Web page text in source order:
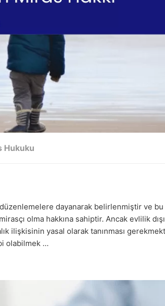
Hukuku
düzenlemelere dayanarak belirlenmiştir ve bu
olma hakkına sahiptir. Ancak evlilik
ilişkisinin yasal olarak tanınması
olabilmek …